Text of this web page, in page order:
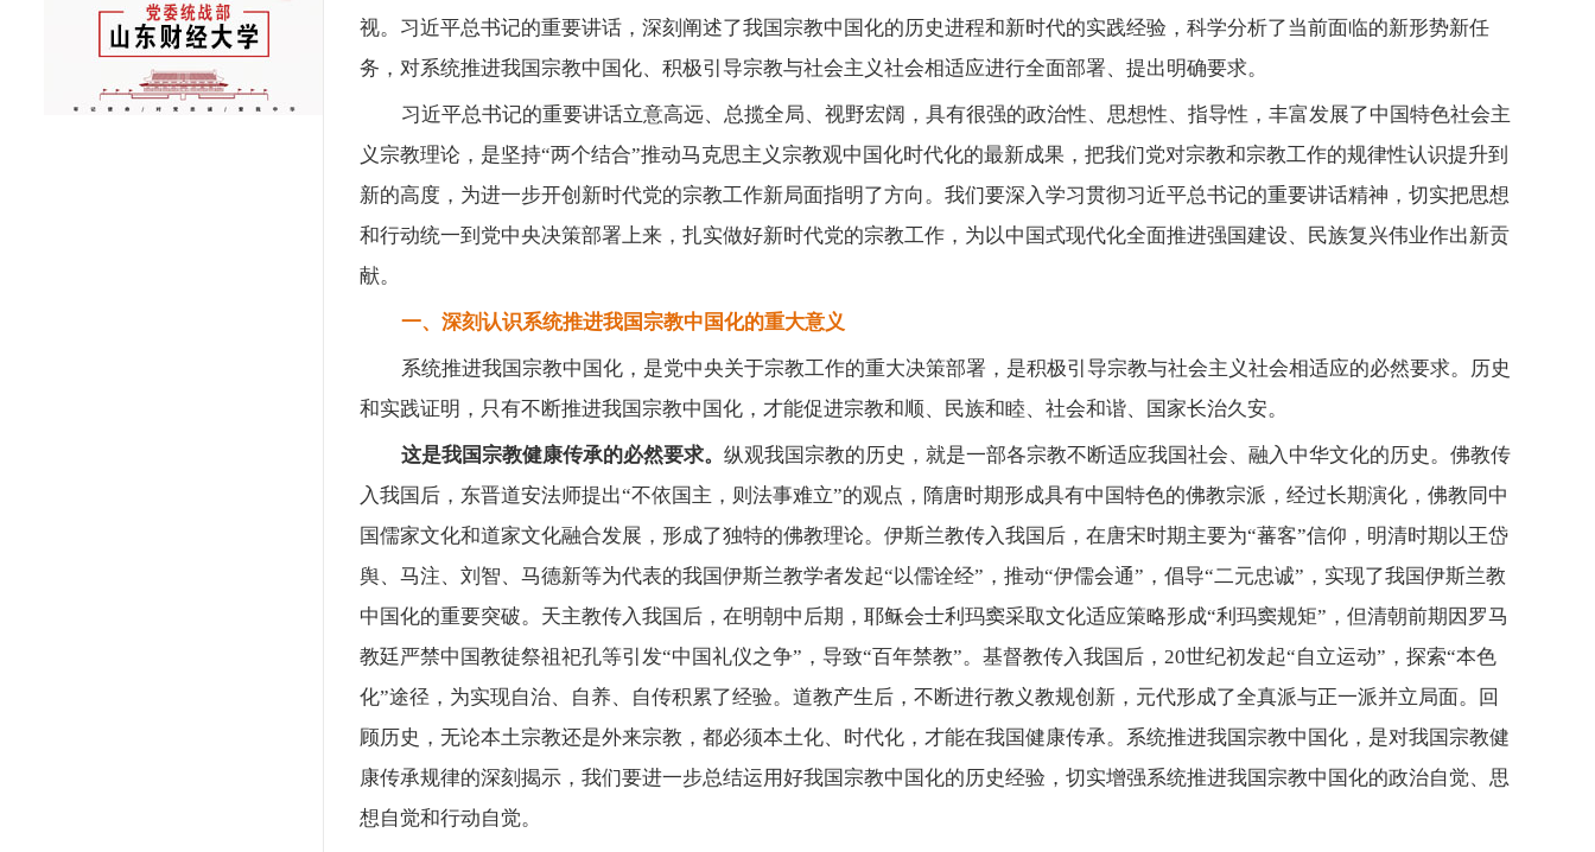
视。习近平总书记的重要讲话，深刻阐述了我国宗教中国化的历史进程和新时代的实践经验，科学分析了当前面临的新形势新任
务，对系统推进我国宗教中国化、积极引导宗教与社会主义社会相适应进行全面部署、提出明确要求。
习近平总书记的重要讲话立意高远、总揽全局、视野宏阔，具有很强的政治性、思想性、指导性，丰富发展了中国特色社会主
义宗教理论，是坚持“两个结合”推动马克思主义宗教观中国化时代化的最新成果，把我们党对宗教和宗教工作的规律性认识提升到
新的高度，为进一步开创新时代党的宗教工作新局面指明了方向。我们要深入学习贯彻习近平总书记的重要讲话精神，切实把思想
和行动统一到党中央决策部署上来，扎实做好新时代党的宗教工作，为以中国式现代化全面推进强国建设、民族复兴伟业作出新贡
献。
一、深刻认识系统推进我国宗教中国化的重大意义
系统推进我国宗教中国化，是党中央关于宗教工作的重大决策部署，是积极引导宗教与社会主义社会相适应的必然要求。历史
和实践证明，只有不断推进我国宗教中国化，才能促进宗教和顺、民族和睦、社会和谐、国家长治久安。
这是我国宗教健康传承的必然要求。 纵观我国宗教的历史，就是一部各宗教不断适应我国社会、融入中华文化的历史。佛教传
入我国后，东晋道安法师提出“不依国主，则法事难立”的观点，隋唐时期形成具有中国特色的佛教宗派，经过长期演化，佛教同中
国儒家文化和道家文化融合发展，形成了独特的佛教理论。伊斯兰教传入我国后，在唐宋时期主要为“蕃客”信仰，明清时期以王岱
舆、马注、刘智、马德新等为代表的我国伊斯兰教学者发起“以儒诠经”，推动“伊儒会通”，倡导“二元忠诚”，实现了我国伊斯兰教
中国化的重要突破。天主教传入我国后，在明朝中后期，耶稣会士利玛窦采取文化适应策略形成“利玛窦规矩”，但清朝前期因罗马
教廷严禁中国教徒祭祖祀孔等引发“中国礼仪之争”，导致“百年禁教”。基督教传入我国后，20世纪初发起“自立运动”，探索“本色
化”途径，为实现自治、自养、自传积累了经验。道教产生后，不断进行教义教规创新，元代形成了全真派与正一派并立局面。回
顾历史，无论本土宗教还是外来宗教，都必须本土化、时代化，才能在我国健康传承。系统推进我国宗教中国化，是对我国宗教健
康传承规律的深刻揭示，我们要进一步总结运用好我国宗教中国化的历史经验，切实增强系统推进我国宗教中国化的政治自觉、思
想自觉和行动自觉。